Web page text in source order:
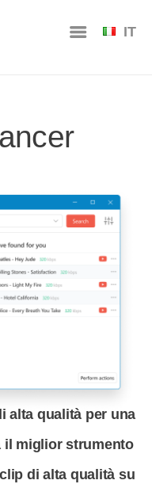
IT
alta qualità per una
il miglior strumento
di alta qualità su